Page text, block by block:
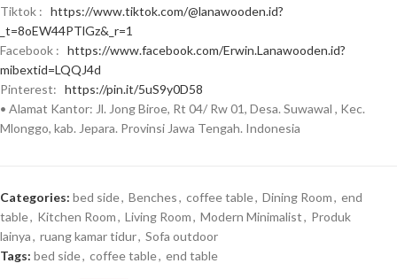
Tiktok : https://www.tiktok.com/@lanawooden.id?
_t=8oEW44PTlGz&_r=1
Facebook : https://www.facebook.com/Erwin.Lanawooden.id?
mibextid=LQQJ4d
Pinterest: https://pin.it/5uS9y0D58
• Alamat Kantor: Jl. Jong Biroe, Rt 04/ Rw 01, Desa. Suwawal , Kec.
Mlonggo, kab. Jepara. Provinsi Jawa Tengah. Indonesia
Categories: bed side, Benches, coffee table, Dining Room, end
table, Kitchen Room, Living Room, Modern Minimalist, Produk
lainya, ruang kamar tidur, Sofa outdoor
Tags: bed side, coffee table, end table